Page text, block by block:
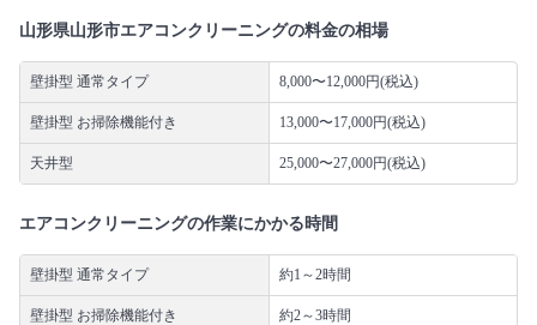
山形県山形市エアコンクリーニングの料金の相場
壁掛型 通常タイプ 8,000〜12,000円(税込)
壁掛型 お掃除機能付き 13,000〜17,000円(税込)
天井型 25,000〜27,000円(税込)
エアコンクリーニングの作業にかかる時間
壁掛型 通常タイプ 約1～2時間
壁掛型 お掃除機能付き 約2～3時間